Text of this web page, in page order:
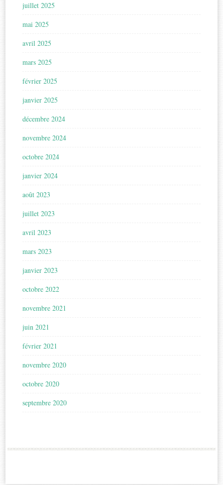
juillet 2025
mai 2025
avril 2025
mars 2025
février 2025
janvier 2025
décembre 2024
novembre 2024
octobre 2024
janvier 2024
août 2023
juillet 2023
avril 2023
mars 2023
janvier 2023
octobre 2022
novembre 2021
juin 2021
février 2021
novembre 2020
octobre 2020
septembre 2020